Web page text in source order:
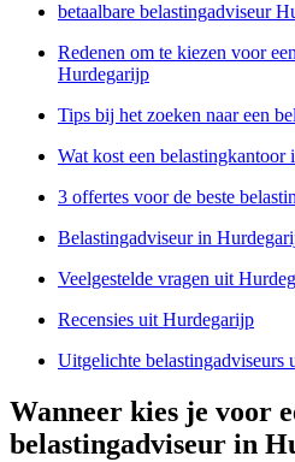
betaalbare belastingadviseur
Redenen om te kiezen voor
Hurdegarijp
Tips bij het zoeken naar een
Wat kost een belastingkantoor
3 offertes voor de beste
Belastingadviseur in
Veelgestelde vragen uit
Recensies uit Hurdegarijp
Uitgelichte belastingadviseurs
Wanneer kies je voor
belastingadviseur in